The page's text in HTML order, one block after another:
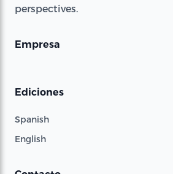
perspectives.
Empresa
Ediciones
Spanish
English